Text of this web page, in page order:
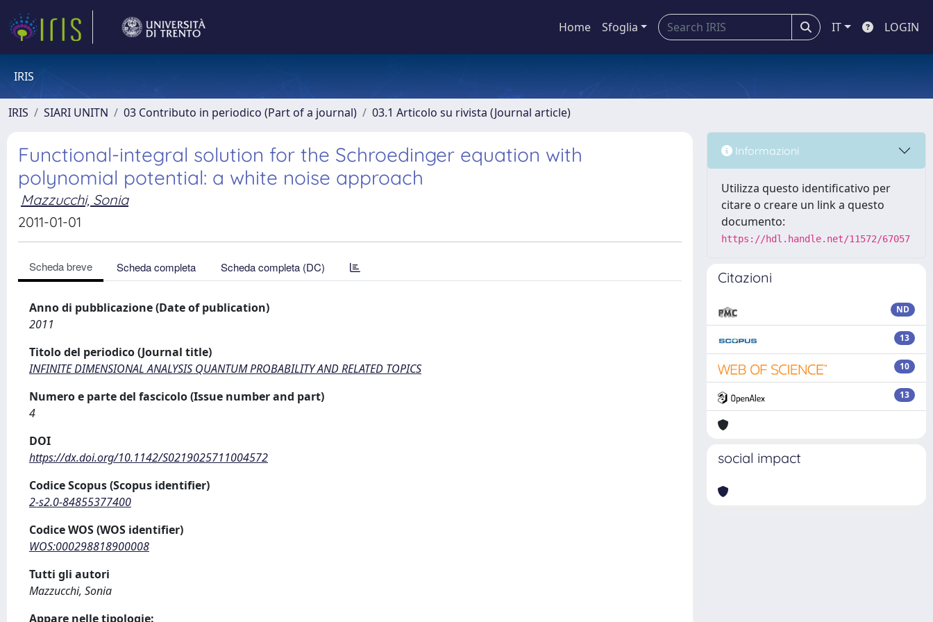
Home Sfoglia IT LOGIN
IRIS
IRIS SIARI UNITN 03 Contributo in periodico (Part of a journal) 03.1 Articolo su rivista (Journal article)
Functional-integral solution for the Schroedinger equation with
polynomial potential: a white noise approach
Mazzucchi, Sonia
2011-01-01
Scheda breve Scheda completa Scheda completa (DC)
Anno di pubblicazione (Date of publication)
2011
Titolo del periodico (Journal title)
INFINITE DIMENSIONAL ANALYSIS QUANTUM PROBABILITY AND RELATED TOPICS
Numero e parte del fascicolo (Issue number and part)
4
DOI
https://dx.doi.org/10.1142/S0219025711004572
Codice Scopus (Scopus identifier)
2-s2.0-84855377400
Codice WOS (WOS identifier)
WOS:000298818900008
Tutti gli autori
Mazzucchi, Sonia
Appare nelle tipologie:
Informazioni
Utilizza questo identificativo per
citare o creare un link a questo
documento:
https://hdl.handle.net/11572/67057
Citazioni
ND
13
10
13
social impact